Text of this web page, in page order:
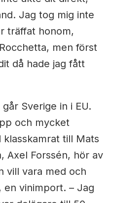
Jag tog mig inte
träffat honom,
men först
då hade jag fått
Sverige in i EU.
och mycket
klasskamrat till Mats
Axel Forssén, hör av
vill vara med och
vinimport. – Jag